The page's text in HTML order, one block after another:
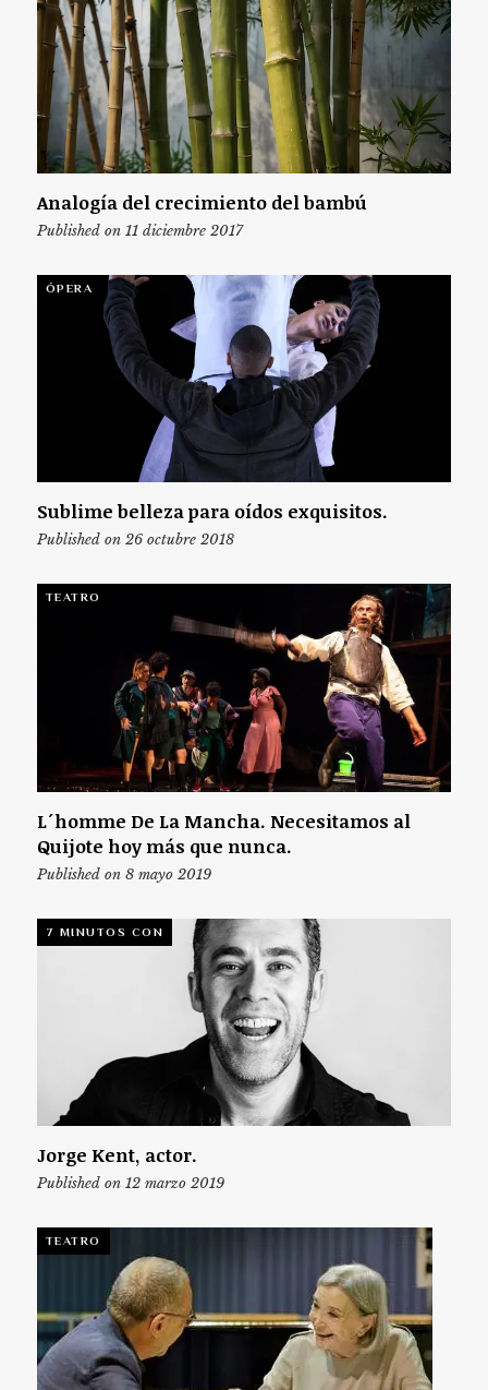
Analogía del crecimiento del bambú
Published on 11 diciembre 2017
ÓPERA
Sublime belleza para oídos exquisitos.
Published on 26 octubre 2018
TEATRO
L´homme De La Mancha. Necesitamos al
Quijote hoy más que nunca.
Published on 8 mayo 2019
7 MINUTOS CON
Jorge Kent, actor.
Published on 12 marzo 2019
TEATRO